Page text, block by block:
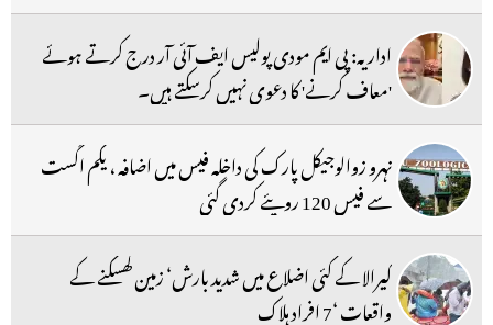
اداریہ: پی ایم مودی پولیس ایف آئی آر درج کرتے ہوئے
'معاف کرنے' کا دعوی نہیں کرسکتے ہیں۔
نہرو زوالوجیکل پارک کی داخلہ فیس میں اضافہ ، یکم اگست
سے فیس 120 روپئے کردی گئی
کیرالا کے کئی اضلاع میں شدید بارش‘ زمین کھسکنے کے
واقعات ‘7 افراد ہلاک